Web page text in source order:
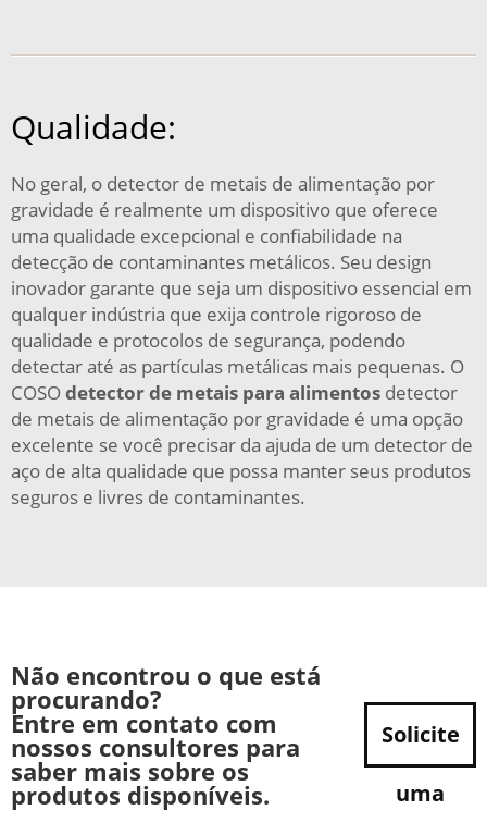
Qualidade:
No geral, o detector de metais de alimentação por
gravidade é realmente um dispositivo que oferece
uma qualidade excepcional e confiabilidade na
detecção de contaminantes metálicos. Seu design
inovador garante que seja um dispositivo essencial em
qualquer indústria que exija controle rigoroso de
qualidade e protocolos de segurança, podendo
detectar até as partículas metálicas mais pequenas. O
COSOdetector de metais para alimentos detector
de metais de alimentação por gravidade é uma opção
excelente se você precisar da ajuda de um detector de
aço de alta qualidade que possa manter seus produtos
seguros e livres de contaminantes.
Não encontrou o que está
procurando?
Entre em contato com
nossos consultores para
saber mais sobre os
produtos disponíveis.
Solicite
uma